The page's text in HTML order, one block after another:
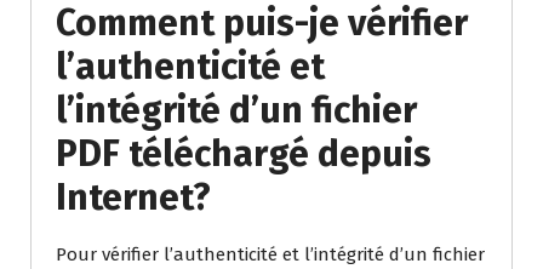
Comment puis-je vérifier
l’authenticité et
l’intégrité d’un fichier
PDF téléchargé depuis
Internet?
Pour vérifier l’authenticité et l’intégrité d’un fichier